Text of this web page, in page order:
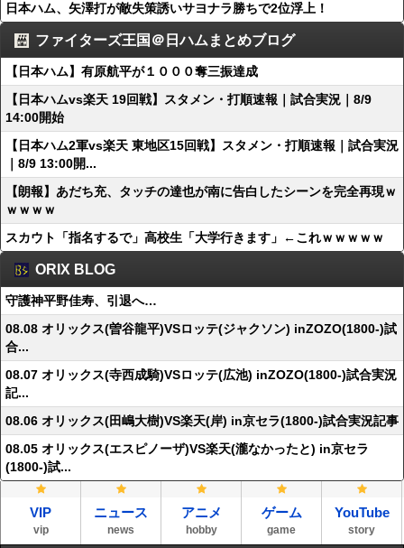
日本ハム、矢澤打が敵失策誘いサヨナラ勝ちで2位浮上！
ファイターズ王国＠日ハムまとめブログ
【日本ハム】有原航平が１０００奪三振達成
【日本ハムvs楽天 19回戦】スタメン・打順速報｜試合実況｜8/9
14:00開始
【日本ハム2軍vs楽天 東地区15回戦】スタメン・打順速報｜試合実況
｜8/9 13:00開...
【朗報】あだち充、タッチの達也が南に告白したシーンを完全再現ｗ
ｗｗｗｗ
スカウト「指名するで」高校生「大学行きます」←これｗｗｗｗｗ
ORIX BLOG
守護神平野佳寿、引退へ…
08.08 オリックス(曽谷龍平)VSロッテ(ジャクソン) inZOZO(1800-)試
合...
08.07 オリックス(寺西成騎)VSロッテ(広池) inZOZO(1800-)試合実況
記...
08.06 オリックス(田嶋大樹)VS楽天(岸) in京セラ(1800-)試合実況記事
08.05 オリックス(エスピノーザ)VS楽天(瀧なかったと) in京セラ
(1800-)試...
VIP
vip
ニュース
news
アニメ
hobby
ゲーム
game
YouTube
story